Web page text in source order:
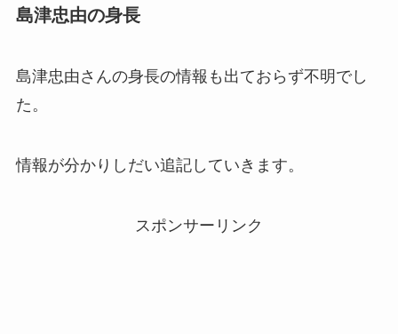
島津忠由の身長
島津忠由さんの身長の情報も出ておらず不明でし
た。
情報が分かりしだい追記していきます。
スポンサーリンク